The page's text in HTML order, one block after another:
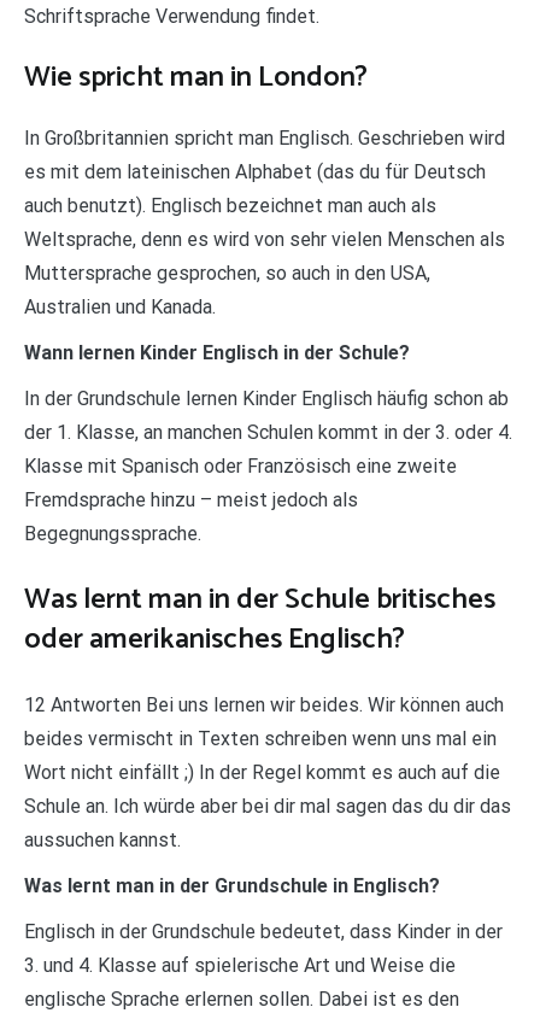
Schriftsprache Verwendung findet.
Wie spricht man in London?
In Großbritannien spricht man Englisch. Geschrieben wird
es mit dem lateinischen Alphabet (das du für Deutsch
auch benutzt). Englisch bezeichnet man auch als
Weltsprache, denn es wird von sehr vielen Menschen als
Muttersprache gesprochen, so auch in den USA,
Australien und Kanada.
Wann lernen Kinder Englisch in der Schule?
In der Grundschule lernen Kinder Englisch häufig schon ab
der 1. Klasse, an manchen Schulen kommt in der 3. oder 4.
Klasse mit Spanisch oder Französisch eine zweite
Fremdsprache hinzu – meist jedoch als
Begegnungssprache.
Was lernt man in der Schule britisches
oder amerikanisches Englisch?
12 Antworten Bei uns lernen wir beides. Wir können auch
beides vermischt in Texten schreiben wenn uns mal ein
Wort nicht einfällt ;) In der Regel kommt es auch auf die
Schule an. Ich würde aber bei dir mal sagen das du dir das
aussuchen kannst.
Was lernt man in der Grundschule in Englisch?
Englisch in der Grundschule bedeutet, dass Kinder in der
3. und 4. Klasse auf spielerische Art und Weise die
englische Sprache erlernen sollen. Dabei ist es den